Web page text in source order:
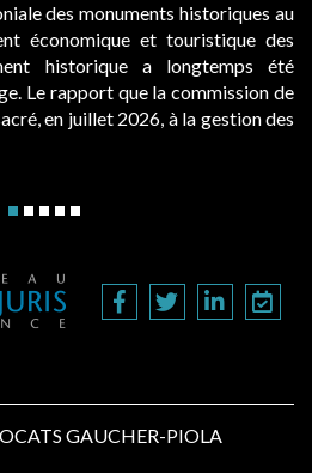
monuments historiques au
et touristique des
a longtemps été
que la commission de
juillet 2026, à la gestion des
public,
GAUCHER-PIOLA